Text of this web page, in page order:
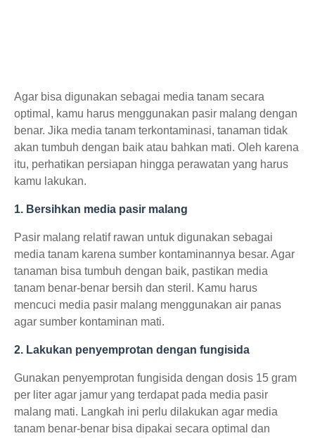
Agar bisa digunakan sebagai media tanam secara
optimal, kamu harus menggunakan pasir malang dengan
benar. Jika media tanam terkontaminasi, tanaman tidak
akan tumbuh dengan baik atau bahkan mati. Oleh karena
itu, perhatikan persiapan hingga perawatan yang harus
kamu lakukan.
1. Bersihkan media pasir malang
Pasir malang relatif rawan untuk digunakan sebagai
media tanam karena sumber kontaminannya besar. Agar
tanaman bisa tumbuh dengan baik, pastikan media
tanam benar-benar bersih dan steril. Kamu harus
mencuci media pasir malang menggunakan air panas
agar sumber kontaminan mati.
2. Lakukan penyemprotan dengan fungisida
Gunakan penyemprotan fungisida dengan dosis 15 gram
per liter agar jamur yang terdapat pada media pasir
malang mati. Langkah ini perlu dilakukan agar media
tanam benar-benar bisa dipakai secara optimal dan